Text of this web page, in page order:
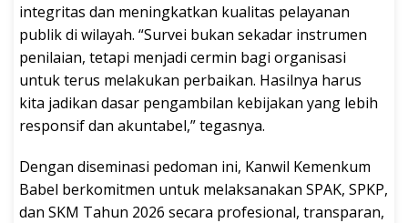
integritas dan meningkatkan kualitas pelayanan
publik di wilayah. “Survei bukan sekadar instrumen
penilaian, tetapi menjadi cermin bagi organisasi
untuk terus melakukan perbaikan. Hasilnya harus
kita jadikan dasar pengambilan kebijakan yang lebih
responsif dan akuntabel,” tegasnya.
Dengan diseminasi pedoman ini, Kanwil Kemenkum
Babel berkomitmen untuk melaksanakan SPAK, SPKP,
dan SKM Tahun 2026 secara profesional, transparan,